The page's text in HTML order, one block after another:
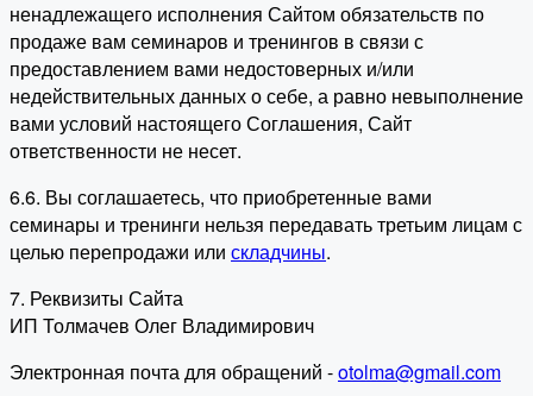
ненадлежащего исполнения Сайтом обязательств по
продаже вам семинаров и тренингов в связи с
предоставлением вами недостоверных и/или
недействительных данных о себе, а равно невыполнение
вами условий настоящего Соглашения, Сайт
ответственности не несет.
6.6. Вы соглашаетесь, что приобретенные вами
семинары и тренинги нельзя передавать третьим лицам с
целью перепродажи или складчины.
7. Реквизиты Сайта
ИП Толмачев Олег Владимирович
Электронная почта для обращений -otolma@gmail.com